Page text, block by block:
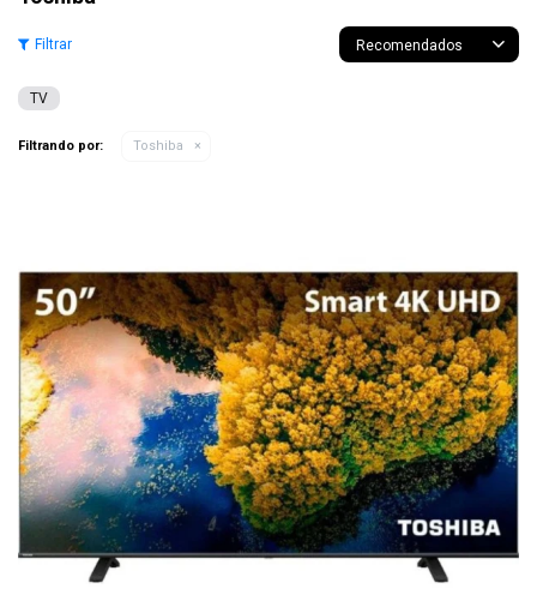
Recomendados
TV
Filtrando por: Toshiba